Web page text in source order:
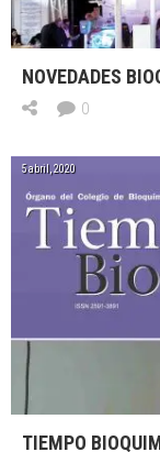
NOVEDADES
0
5 abril, 2020
TIEMPO